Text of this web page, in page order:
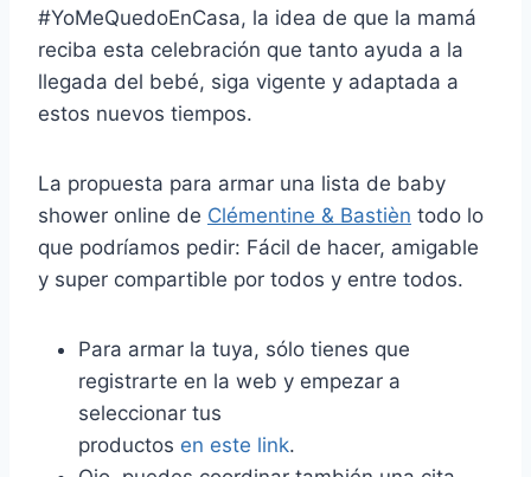
#YoMeQuedoEnCasa, la idea de que la mamá
reciba esta celebración que tanto ayuda a la
llegada del bebé, siga vigente y adaptada a
estos nuevos tiempos.
La propuesta para armar una lista de baby
shower online de Clémentine & Bastièn todo lo
que podríamos pedir: Fácil de hacer, amigable
y super compartible por todos y entre todos.
Para armar la tuya, sólo tienes que
registrarte en la web y empezar a
seleccionar tus
productos en este link.